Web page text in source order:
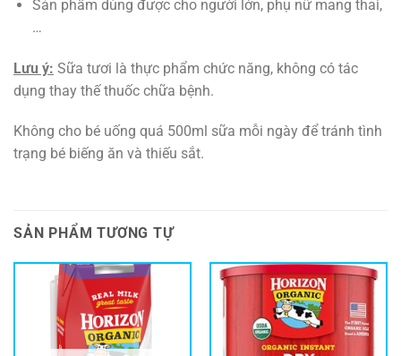
Sản phẩm dùng được cho người lớn, phụ nữ mang thai,
…
Lưu ý: Sữa tươi là thực phẩm chức năng, không có tác
dụng thay thế thuốc chữa bệnh.
Không cho bé uống quá 500ml sữa mỗi ngày để tránh tình
trạng bé biếng ăn và thiếu sắt.
SẢN PHẨM TƯƠNG TỰ